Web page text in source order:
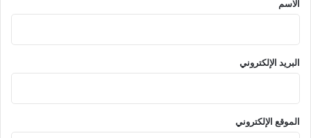
الاسم
البريد الإلكتروني
الموقع الإلكتروني